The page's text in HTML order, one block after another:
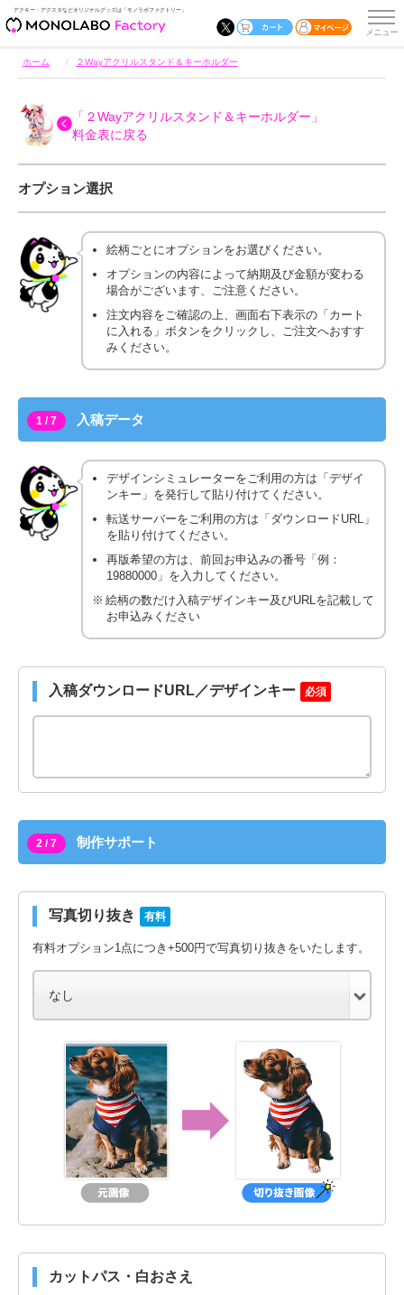
アクキー・アクスタなどオリジナルグッズは「モノラボファクトリー」
ホーム ２Wayアクリルスタンド＆キーホルダー
「２Wayアクリルスタンド＆キーホルダー」
料金表に戻る
オプション選択
絵柄ごとにオプションをお選びください。
オプションの内容によって納期及び金額が変わる
場合がございます、ご注意ください。
注文内容をご確認の上、画面右下表示の「カート
に入れる」ボタンをクリックし、ご注文へおすす
みください。
1 / 7 入稿データ
デザインシミュレーターをご利用の方は「デザイ
ンキー」を発行して貼り付けてください。
転送サーバーをご利用の方は「ダウンロードURL」
を貼り付けてください。
再版希望の方は、前回お申込みの番号「例：
19880000」を入力してください。
絵柄の数だけ入稿デザインキー及びURLを記載して
お申込みください
入稿ダウンロードURL／デザインキー 必須
2 / 7 制作サポート
写真切り抜き 有料
有料オプション1点につき+500円で写真切り抜きをいたします。
カットパス・白おさえ